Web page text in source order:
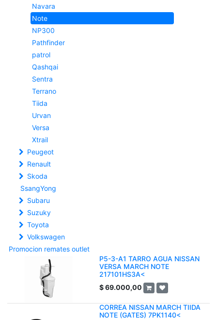
Navara
Note
NP300
Pathfinder
patrol
Qashqai
Sentra
Terrano
Tiida
Urvan
Versa
Xtrail
Peugeot
Renault
Skoda
SsangYong
Subaru
Suzuky
Toyota
Volkswagen
Promocion remates outlet
P5-3-A1 TARRO AGUA NISSAN
VERSA MARCH NOTE
217101HS3A<
$69.000,00
CORREA NISSAN MARCH TIIDA
NOTE (GATES) 7PK1140<